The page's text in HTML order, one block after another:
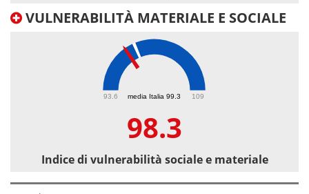
VULNERABILITÀ MATERIALE E SOCIALE
media Italia 99.3
93.6 109
98.3
Indice di vulnerabilità sociale e materiale